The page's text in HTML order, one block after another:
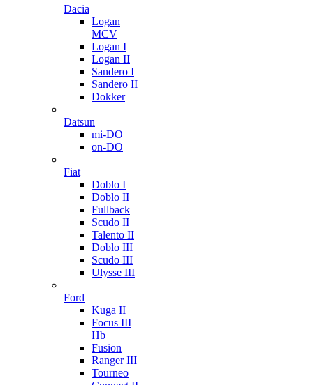
Dacia
Logan
MCV
Logan I
Logan II
Sandero I
Sandero II
Dokker
Datsun
mi-DO
on-DO
Fiat
Doblo I
Doblo II
Fullback
Scudo II
Talento II
Doblo III
Scudo III
Ulysse III
Ford
Kuga II
Focus III
Hb
Fusion
Ranger III
Tourneo